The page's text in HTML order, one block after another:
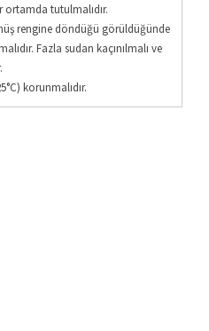
ortamda tutulmalıdır.
rengine döndüğü görüldüğünde
Fazla sudan kaçınılmalı ve
korunmalıdır.